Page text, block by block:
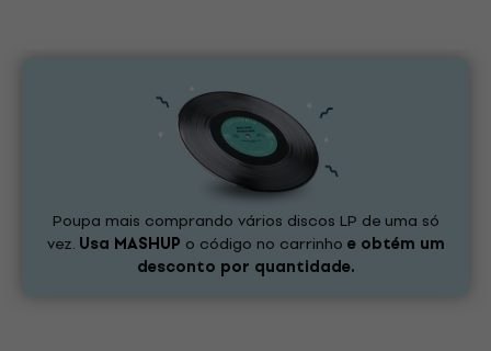
Poupa mais comprando vários discos LP de uma só
vez. Usa MASHUP o código no carrinho e obtém um
desconto por quantidade.